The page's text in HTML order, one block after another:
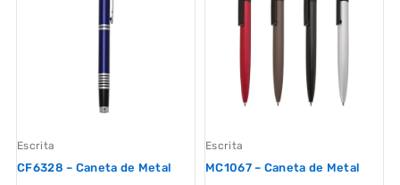
Escrita
CF6328 – Caneta de Metal
Escrita
MC1067 – Caneta de Metal